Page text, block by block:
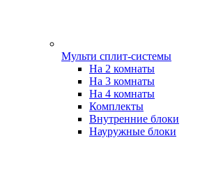
Мульти сплит-системы
На 2 комнаты
На 3 комнаты
На 4 комнаты
Комплекты
Внутренние блоки
Науружные блоки